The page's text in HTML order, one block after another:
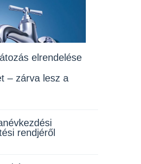
elrendelése
– zárva lesz a
rendjéről
Erzsébet téri